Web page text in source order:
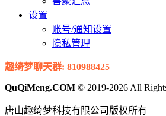
设置
账号/通知设置
隐私管理
趣绮梦聊天群: 810988425
QuQiMeng.COM © 2019-2026 All
唐山趣绮梦科技有限公司版权所有